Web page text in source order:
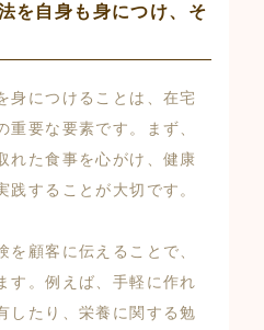
を自身も身につけ、そ
身につけることは、在宅
重要な要素です。まず、
れた食事を心がけ、健康
践することが大切です。
を顧客に伝えることで、
す。例えば、手軽に作れ
したり、栄養に関する勉